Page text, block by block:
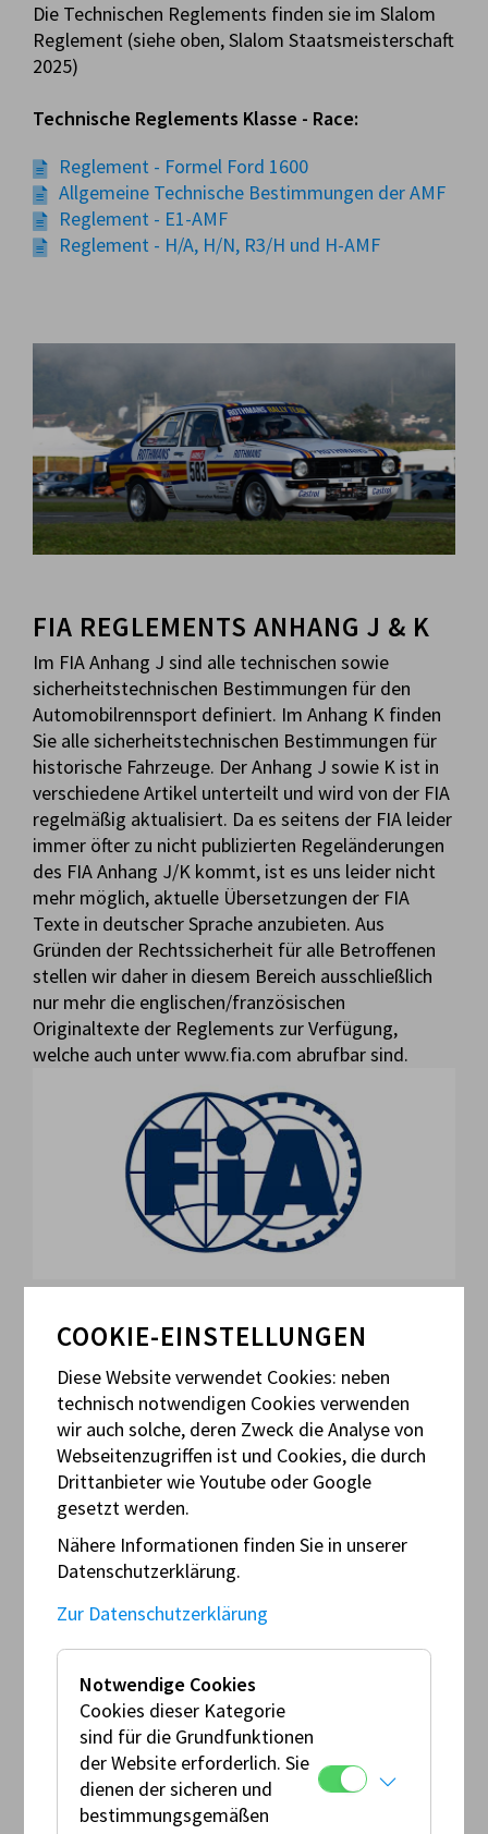
Die Technischen Reglements finden sie im Slalom
Reglement (siehe oben, Slalom Staatsmeisterschaft
2025)
Technische Reglements Klasse - Race:
Reglement - Formel Ford 1600
Allgemeine Technische Bestimmungen der AMF
Reglement - E1-AMF
Reglement - H/A, H/N, R3/H und H-AMF
FIA REGLEMENTS ANHANG J & K
Im FIA Anhang J sind alle technischen sowie
sicherheitstechnischen Bestimmungen für den
Automobilrennsport definiert. Im Anhang K finden
Sie alle sicherheitstechnischen Bestimmungen für
historische Fahrzeuge. Der Anhang J sowie K ist in
verschiedene Artikel unterteilt und wird von der FIA
regelmäßig aktualisiert. Da es seitens der FIA leider
immer öfter zu nicht publizierten Regeländerungen
des FIA Anhang J/K kommt, ist es uns leider nicht
mehr möglich, aktuelle Übersetzungen der FIA
Texte in deutscher Sprache anzubieten. Aus
Gründen der Rechtssicherheit für alle Betroffenen
stellen wir daher in diesem Bereich ausschließlich
nur mehr die englischen/französischen
Originaltexte der Reglements zur Verfügung,
welche auch unter www.fia.com abrufbar sind.
FIA Anhang J
COOKIE-EINSTELLUNGEN
Diese Website verwendet Cookies: neben
technisch notwendigen Cookies verwenden
wir auch solche, deren Zweck die Analyse von
Webseitenzugriffen ist und Cookies, die durch
Drittanbieter wie Youtube oder Google
gesetzt werden.
Nähere Informationen finden Sie in unserer
Datenschutzerklärung.
Zur Datenschutzerklärung
Notwendige Cookies
Cookies dieser Kategorie
sind für die Grundfunktionen
der Website erforderlich. Sie
dienen der sicheren und
bestimmungsgemäßen